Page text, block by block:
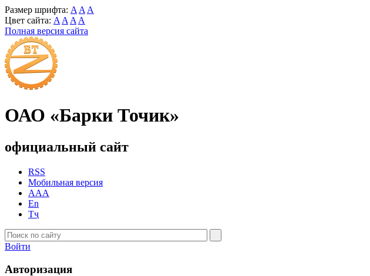
Размер шрифта: A A A
Цвет сайта: A A A A
Полная версия сайта
ОАО «Барки Точик»
официальный сайт
RSS
Мобильная версия
AAA
En
Тҷ
Войти
Авторизация